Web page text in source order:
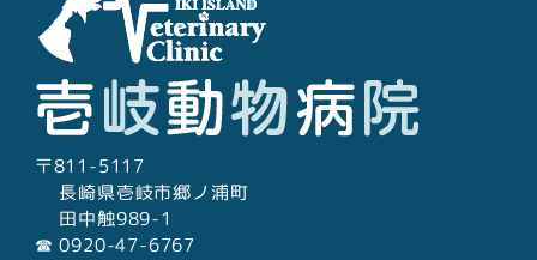
〒811-5117
長崎県壱岐市郷ノ浦町
田中触989-1
☎︎ 0920-47-6767